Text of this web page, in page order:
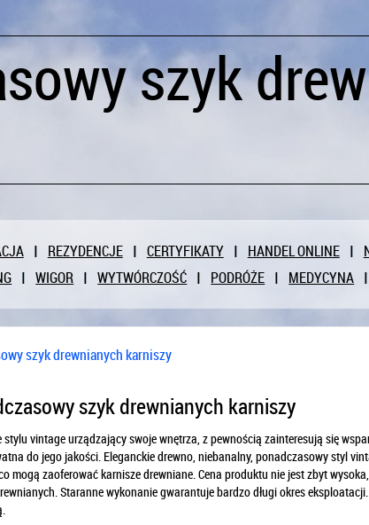
szyk
REZYDENCJE CERTYFIKATY HANDEL ONLINE
WIGOR WYTWÓRCZOŚĆ PODRÓŻE MEDYCYNA
szyk drewnianych karniszy
szyk drewnianych karniszy
stylu vintage urządzający swoje wnętrza, z pewnością zainteresują się
do jego jakości. Eleganckie drewno, niebanalny, ponadczasowy styl
mogą zaoferować karnisze drewniane. Cena produktu nie jest zbyt
Staranne wykonanie gwarantuje bardzo długi okres